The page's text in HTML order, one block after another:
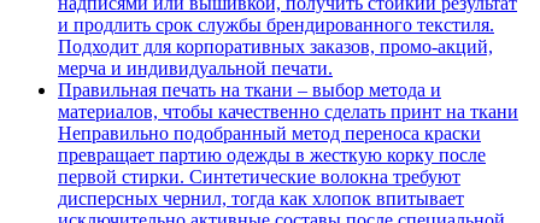
и продлить срок службы брендированного текстиля.
Подходит для корпоративных заказов, промо-акций,
мерча и индивидуальной печати.
Правильная печать на ткани – выбор метода и
материалов, чтобы качественно сделать принт на ткани
Неправильно подобранный метод переноса краски
превращает партию одежды в жесткую корку после
первой стирки. Синтетические волокна требуют
дисперсных чернил, тогда как хлопок впитывает